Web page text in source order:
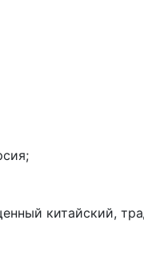
китайский,